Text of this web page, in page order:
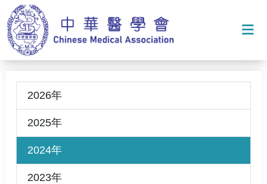
2026年
2025年
2024年
2023年